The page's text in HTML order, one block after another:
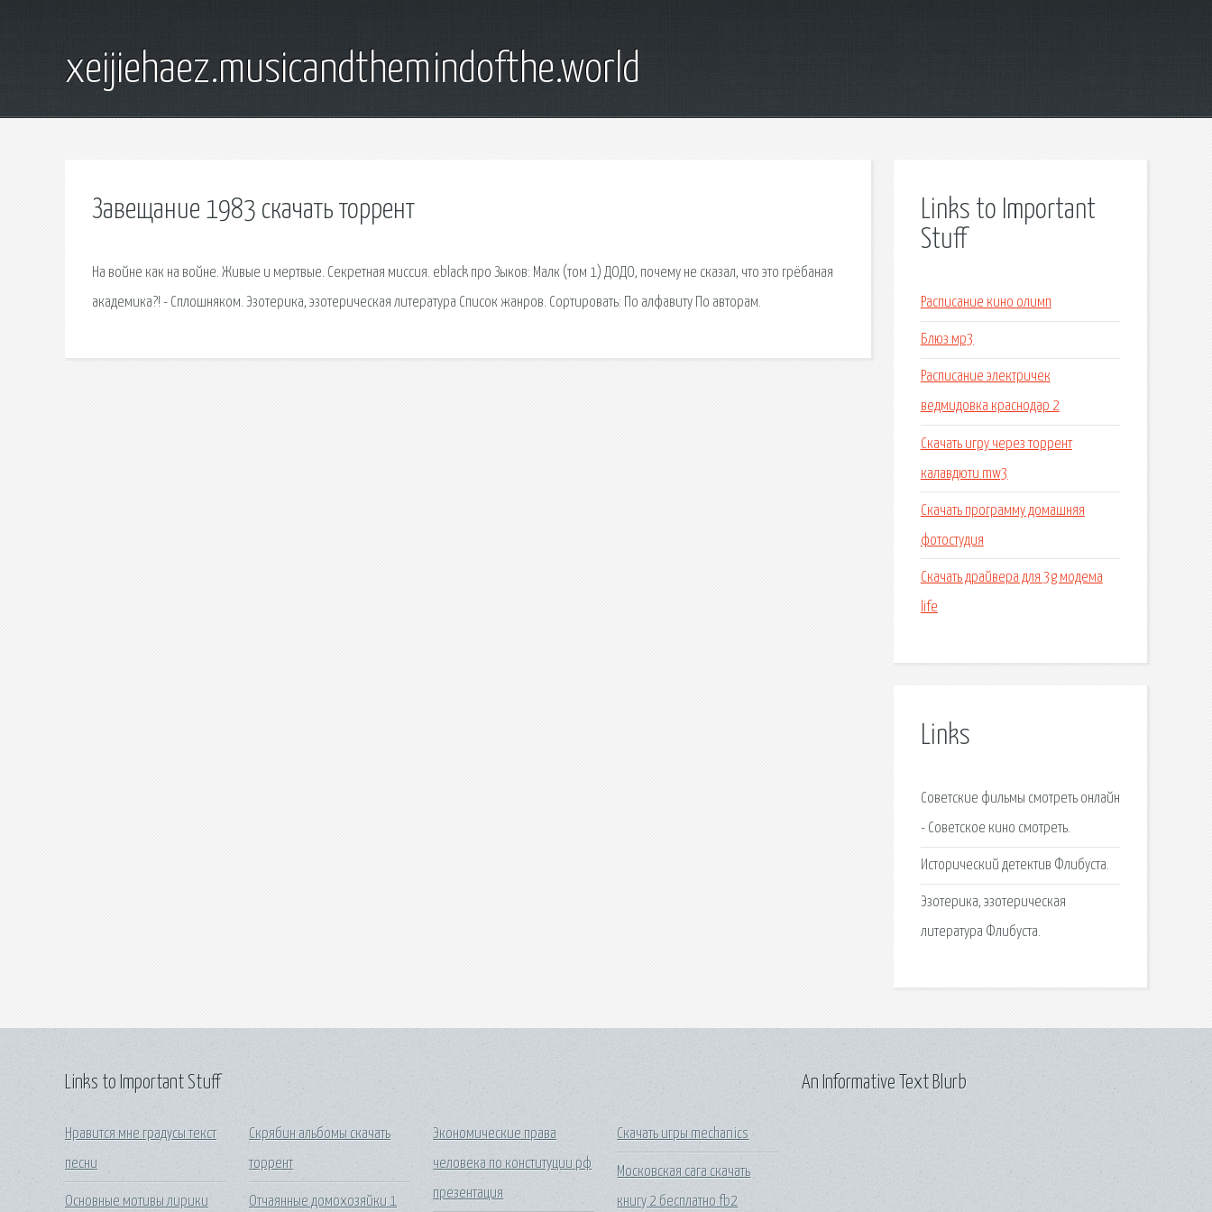
xeijiehaez.musicandthemindofthe.world
Завещание 1983 скачать торрент
На войне как на войне. Живые и мертвые. Секретная миссия. eblack про Зыков: Малк (том 1) ДОДО, почему не сказал, что это грёбаная
академика?! - Сплошняком. Эзотерика, эзотерическая литература Список жанров. Сортировать: По алфавиту По авторам.
Links to Important
Stuff
Расписание кино олимп
Блюз мр3
Расписание электричек
ведмидовка краснодар 2
Скачать игру через торрент
калавдюти mw3
Скачать программу домашняя
фотостудия
Скачать драйвера для 3g модема
life
Links
Советские фильмы смотреть онлайн
- Советское кино смотреть.
Исторический детектив Флибуста.
Эзотерика, эзотерическая
литература Флибуста.
Links to Important Stuff
Нравится мне градусы текст
песни
Основные мотивы лирики
Скрябин альбомы скачать
торрент
Отчаянные домохозяйки 1
Экономические права
человека по конституции рф
презентация
Скачать игры mechanics
Московская сага скачать
книгу 2 бесплатно fb2
An Informative Text Blurb